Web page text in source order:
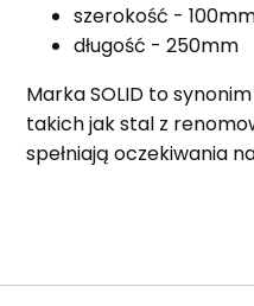
szerokość -
długość - 250mm
Marka SOLID to
takich jak stal z
spełniają oczekiwania